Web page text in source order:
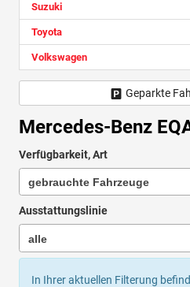
Mercedes-Benz
Verfügbarkeit, Art
Ausstattungslinie
In Ihrer aktuellen Filterung
Suzuki
Toyota
Volkswagen
Geparkte